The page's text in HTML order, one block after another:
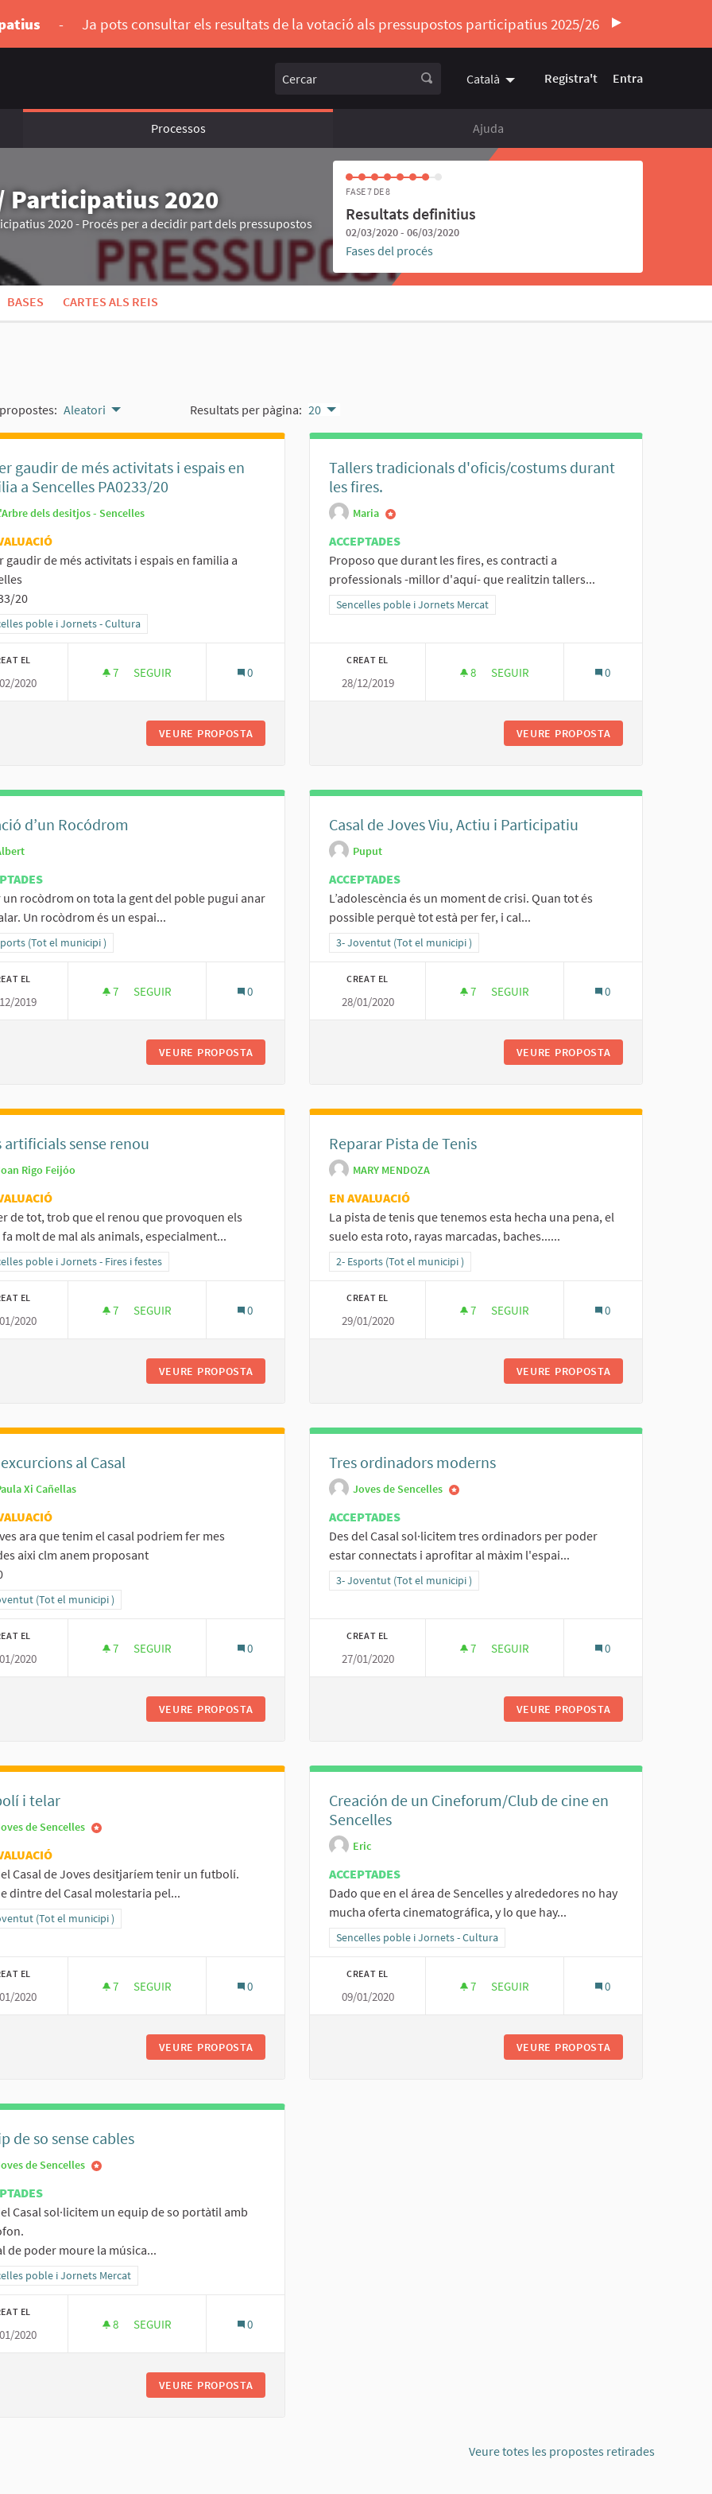
- Ja pots consultar els resultats de la votació als pressupostos participatius 2025/26
Català Triar la llengua Elegir el idioma
Registra't Entra
Processos Ajuda
Participatius 2020
2020 - Procés per a decidir part dels pressupostos
FASE 7 DE 8
Resultats definitius
02/03/2020 - 06/03/2020
Fases del procés
BASES CARTES ALS REIS
Aleatori Resultats per pàgina: 20
gaudir de més activitats i espais en
a Sencelles PA0233/20
dels desitjos - Sencelles
gaudir de més activitats i espais en familia a
20
al filtrar per la categoria: Sencelles poble i Jornets - Cultura
poble i Jornets - Cultura
EL
2020
7 7 SEGUIDORES
SEGUIR
PODER GAUDIR DE MÉS ACTIVITATS I ESPAIS EN FAMILIA A SENCELLES PA0233/20
0
VEURE PROPOSTA PODER GAUDIR DE MÉS ACTIVITATS I ESPAIS EN FAMILIA A SENCELLES PA0233/20
Tallers tradicionals d'oficis/costums durant
les fires.
Maria
ACCEPTADES
Proposo que durant les fires, es contracti a
professionals -millor d'aquí- que realitzin tallers...
Resultats al filtrar per la categoria: Sencelles poble i Jornets Mercat
Sencelles poble i Jornets Mercat
CREAT EL
28/12/2019
8 8 SEGUIDORES
SEGUIR 0
VEURE PROPOSTA
d’un Rocódrom
un rocòdrom on tota la gent del poble pugui anar
Un rocòdrom és un espai...
al filtrar per la categoria: 2- Esports (Tot el municipi )
(Tot el municipi )
EL
2019
7 7 SEGUIDORES
SEGUIR 0
VEURE PROPOSTA
Casal de Joves Viu, Actiu i Participatiu
Puput
ACCEPTADES
L’adolescència és un moment de crisi. Quan tot és
possible perquè tot està per fer, i cal...
Resultats al filtrar per la categoria: 3- Joventut (Tot el municipi )
3- Joventut (Tot el municipi )
CREAT EL
28/01/2020
7 7 SEGUIDORES
SEGUIR 0
VEURE PROPOSTA
artificials sense renou
Rigo Feijóo
de tot, trob que el renou que provoquen els
molt de mal als animals, especialment...
al filtrar per la categoria: Sencelles poble i Jornets - Fires i festes
poble i Jornets - Fires i festes
EL
2020
7 7 SEGUIDORES
SEGUIR 0
VEURE PROPOSTA
Reparar Pista de Tenis
MARY MENDOZA
EN AVALUACIÓ
La pista de tenis que tenemos esta hecha una pena, el
suelo esta roto, rayas marcadas, baches......
Resultats al filtrar per la categoria: 2- Esports (Tot el municipi )
2- Esports (Tot el municipi )
CREAT EL
29/01/2020
7 7 SEGUIDORES
SEGUIR 0
VEURE PROPOSTA
al Casal
Xi Cañellas
ara que tenim el casal podriem fer mes
aixi clm anem proposant
al filtrar per la categoria: 3- Joventut (Tot el municipi )
(Tot el municipi )
EL
2020
7 7 SEGUIDORES
SEGUIR 0
VEURE PROPOSTA
Tres ordinadors moderns
Joves de Sencelles
ACCEPTADES
Des del Casal sol·licitem tres ordinadors per poder
estar connectats i aprofitar al màxim l'espai...
Resultats al filtrar per la categoria: 3- Joventut (Tot el municipi )
3- Joventut (Tot el municipi )
CREAT EL
27/01/2020
7 7 SEGUIDORES
SEGUIR 0
VEURE PROPOSTA
i telar
de Sencelles
Casal de Joves desitjaríem tenir un futbolí.
dintre del Casal molestaria pel...
al filtrar per la categoria: 3- Joventut (Tot el municipi )
(Tot el municipi )
EL
2020
7 7 SEGUIDORES
SEGUIR 0
VEURE PROPOSTA
Creación de un Cineforum/Club de cine en
Sencelles
Eric
ACCEPTADES
Dado que en el área de Sencelles y alrededores no hay
mucha oferta cinematográfica, y lo que hay...
Resultats al filtrar per la categoria: Sencelles poble i Jornets - Cultura
Sencelles poble i Jornets - Cultura
CREAT EL
09/01/2020
7 7 SEGUIDORES
SEGUIR 0
VEURE PROPOSTA
de so sense cables
de Sencelles
Casal sol·licitem un equip de so portàtil amb
de poder moure la música...
al filtrar per la categoria: Sencelles poble i Jornets Mercat
poble i Jornets Mercat
EL
2020
8 8 SEGUIDORES
SEGUIR 0
VEURE PROPOSTA
Veure totes les propostes retirades